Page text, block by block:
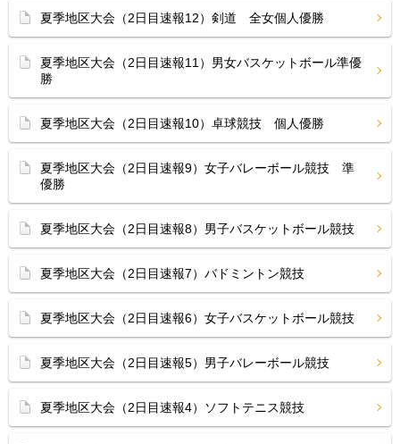
夏季地区大会（2日目速報12）剣道 全女個人優勝
夏季地区大会（2日目速報11）男女バスケットボール準優
勝
夏季地区大会（2日目速報10）卓球競技 個人優勝
夏季地区大会（2日目速報9）女子バレーボール競技 準
優勝
夏季地区大会（2日目速報8）男子バスケットボール競技
夏季地区大会（2日目速報7）バドミントン競技
夏季地区大会（2日目速報6）女子バスケットボール競技
夏季地区大会（2日目速報5）男子バレーボール競技
夏季地区大会（2日目速報4）ソフトテニス競技